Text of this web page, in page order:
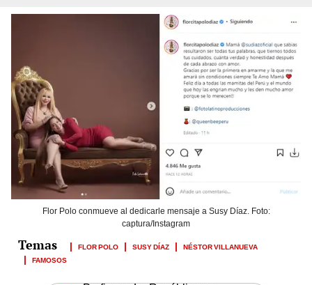
Flor Polo conmueve al dedicarle mensaje a Susy Díaz. Foto:
captura/Instagram
FLOR POLO SUSY DÍAZ
NÉSTOR VILLANUEVA
FAMOSOS